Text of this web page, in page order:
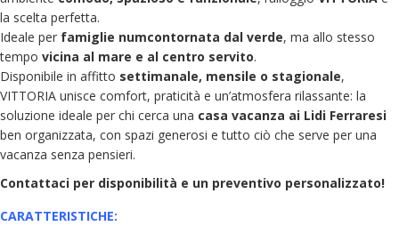
la scelta perfetta.
Ideale per famiglie numcontornata dal verde, ma allo stesso
tempo vicina al mare e al centro servito.
Disponibile in affitto settimanale, mensile o stagionale,
VITTORIA unisce comfort, praticità e un’atmosfera rilassante: la
soluzione ideale per chi cerca una casa vacanza ai Lidi Ferraresi
ben organizzata, con spazi generosi e tutto ciò che serve per una
vacanza senza pensieri.
Contattaci per disponibilità e un preventivo personalizzato!
CARATTERISTICHE: